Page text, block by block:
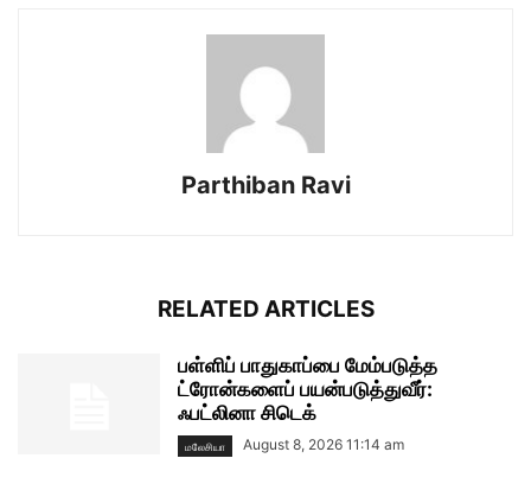
Parthiban Ravi
RELATED ARTICLES
பள்ளிப் பாதுகாப்பை மேம்படுத்த
ட்ரோன்களைப் பயன்படுத்துவீர்:
ஃபட்லினா சிடெக்
மலேசியா August 8, 2026 11:14 am